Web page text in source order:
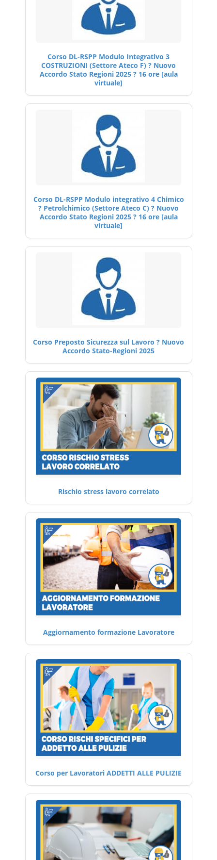
Corso DL-RSPP Modulo Integrativo 3
COSTRUZIONI (Settore Ateco F) ? Nuovo
Accordo Stato Regioni 2025 ? 16 ore [aula
virtuale]
Corso DL-RSPP Modulo integrativo 4 Chimico
? Petrolchimico (Settore Ateco C) ? Nuovo
Accordo Stato Regioni 2025 ? 16 ore [aula
virtuale]
Corso Preposto Sicurezza sul Lavoro ? Nuovo
Accordo Stato-Regioni 2025
Rischio stress lavoro correlato
Aggiornamento formazione Lavoratore
Corso per Lavoratori ADDETTI ALLE PULIZIE